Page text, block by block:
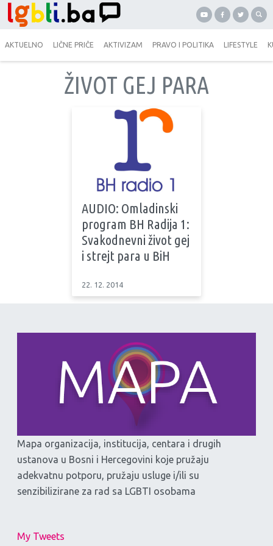
AKTUELNO LIČNE PRIČE AKTIVIZAM PRAVO I POLITIKA LIFESTYLE
ŽIVOT GEJ PARA
AUDIO: Omladinski
program BH Radija 1:
Svakodnevni život gej
i strejt para u BiH
22. 12. 2014
Mapa organizacija, institucija, centara i drugih
ustanova u Bosni i Hercegovini koje pružaju
adekvatnu potporu, pružaju usluge i/ili su
senzibilizirane za rad sa LGBTI osobama
My Tweets